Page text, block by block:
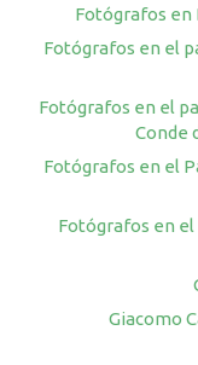
Fotógrafos en
Fotógrafos en el
Fotógrafos en el
Conde
Fotógrafos en el
Fotógrafos en el
Giacomo